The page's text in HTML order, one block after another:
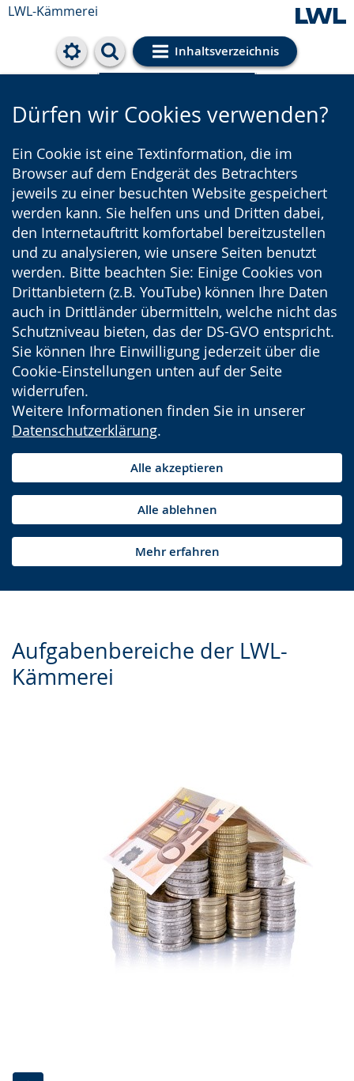
LWL-Kämmerei
Inhaltsverzeichnis
Cookie-Einstellungen
Dürfen wir Cookies verwenden?
Ein Cookie ist eine Textinformation, die im
Browser auf dem Endgerät des Betrachters
jeweils zu einer besuchten Website gespeichert
werden kann. Sie helfen uns und Dritten dabei,
den Internetauftritt komfortabel bereitzustellen
und zu analysieren, wie unsere Seiten benutzt
werden. Bitte beachten Sie: Einige Cookies von
Drittanbietern (z.B. YouTube) können Ihre Daten
auch in Drittländer übermitteln, welche nicht das
Schutzniveau bieten, das der DS-GVO entspricht.
Sie können Ihre Einwilligung jederzeit über die
Cookie-Einstellungen unten auf der Seite
widerrufen.
Weitere Informationen finden Sie in unserer
Datenschutzerklärung.
Alle akzeptieren
Alle ablehnen
Mehr erfahren
Aufgabenbereiche der LWL-
Kämmerei